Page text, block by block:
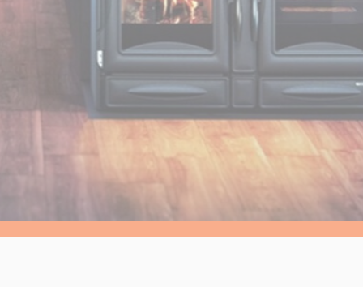
Route de la Charité
Allée Stendhal
18390 St-Germain-du-Puy
02 48 65 23 55